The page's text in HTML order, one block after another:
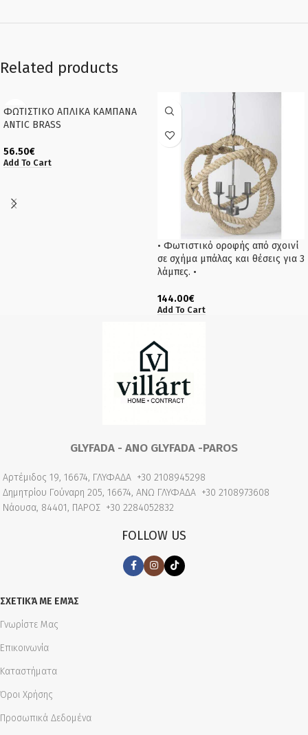
Related products
ΦΩΤΙΣΤΙΚΟ AΠΛΙΚΑ ΚΑΜΠΑΝΑ
ANTIC BRASS
56.50€
Add To Cart
• Φωτιστικό οροφής από σχοινί
σε σχήμα μπάλας και θέσεις για 3
λάμπες. •
144.00€
Add To Cart
GLYFADA - ANO GLYFADA -PAROS
Αρτέμιδος 19, 16674, ΓΛΥΦΑΔΑ +30 2108945298
Δημητρίου Γούναρη 205, 16674, ΑΝΩ ΓΛΥΦΑΔΑ +30 2108973608
Νάουσα, 84401, ΠΑΡΟΣ +30 2284052832
FOLLOW US
ΣΧΕΤΙΚΆ ΜΕ ΕΜΆΣ
Γνωρίστε Μας
Επικοινωνία
Καταστήματα
Όροι Χρήσης
Προσωπικά Δεδομένα